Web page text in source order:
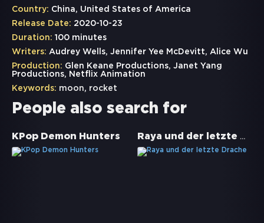
Country: China, United States of America
Release Date: 2020-10-23
Duration: 100 minutes
Writers: Audrey Wells, Jennifer Yee McDevitt, Alice Wu
Production: Glen Keane Productions, Janet Yang
Productions, Netflix Animation
Keywords: moon, rocket
People also search for
KPop Demon Hunters Raya und der letzte Drache